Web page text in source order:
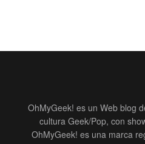
OhMyGeek! es un Web blog
cultura Geek/Pop, con
OhMyGeek! es una marca